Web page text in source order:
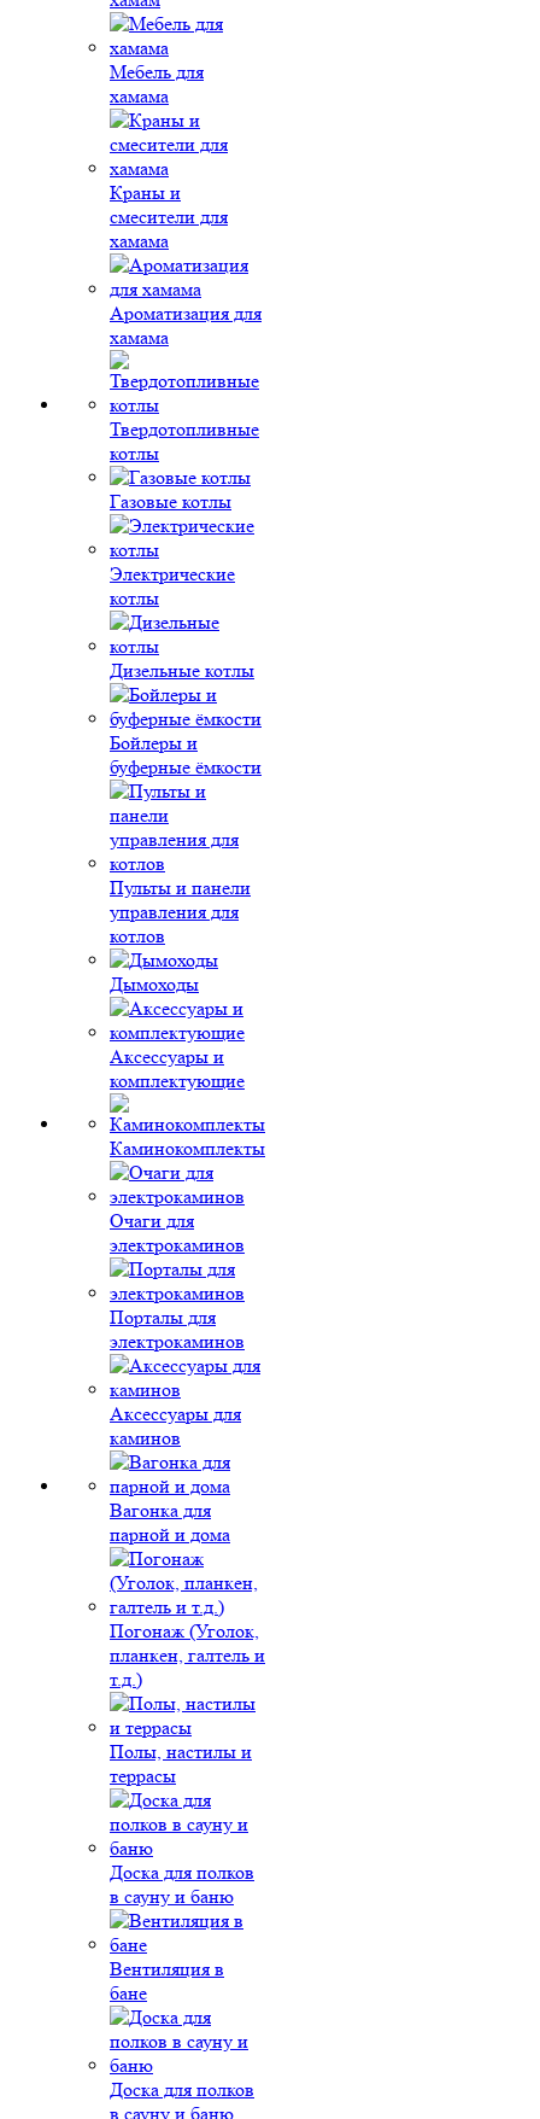
Мебель для
хамама
Краны и
смесители для
хамама
Ароматизация для
хамама
Твердотопливные
котлы
Газовые котлы
Электрические
котлы
Дизельные котлы
Бойлеры и
буферные ёмкости
Пульты и панели
управления для
котлов
Дымоходы
Аксессуары и
комплектующие
Каминокомплекты
Очаги для
электрокаминов
Порталы для
электрокаминов
Аксессуары для
каминов
Вагонка для
парной и дома
Погонаж (Уголок,
планкен, галтель и
т.д.)
Полы, настилы и
террасы
Доска для полков
в сауну и баню
Вентиляция в
бане
Доска для полков
в сауну и баню